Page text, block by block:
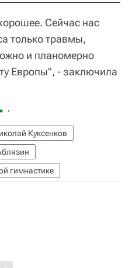
Сейчас нас
только травмы,
и планомерно
Европы", - заключила
Куксенков
гимнастике